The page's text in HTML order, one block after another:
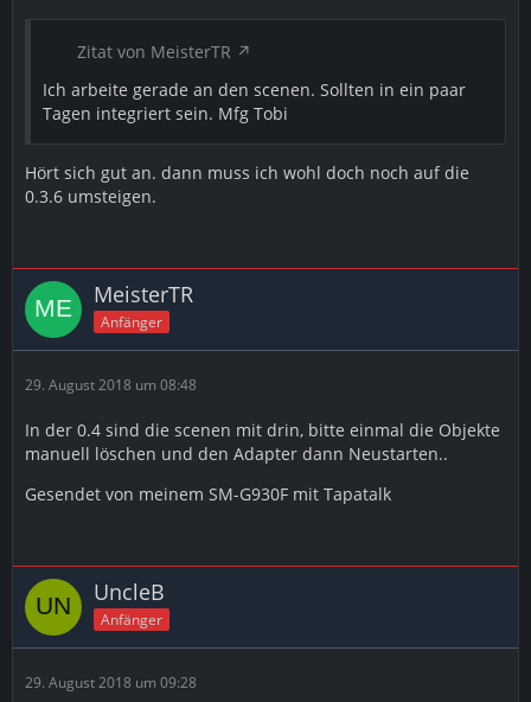
Zitat von MeisterTR
Ich arbeite gerade an den scenen. Sollten in ein paar
Tagen integriert sein. Mfg Tobi
Hört sich gut an. dann muss ich wohl doch noch auf die
0.3.6 umsteigen.
MeisterTR
Anfänger
29. August 2018 um 08:48
In der 0.4 sind die scenen mit drin, bitte einmal die Objekte
manuell löschen und den Adapter dann Neustarten..
Gesendet von meinem SM-G930F mit Tapatalk
UncleB
Anfänger
29. August 2018 um 09:28